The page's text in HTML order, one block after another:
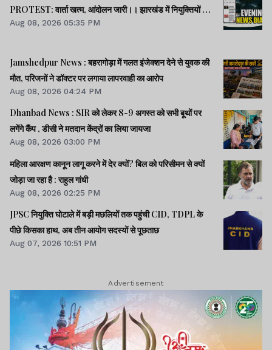
PROTEST: वार्ता खत्म, आंदोलन जारी।। झारखंड में नियुक्तियों में
भ्रष्टाचार-01: विधानसभा से हुई शुरूआत।। महिला आरक्षण कानून
Aug 08, 2026 05:35 PM
Jamshedpur News : बहरागोड़ा में गलत इंजेक्शन देने से युवक की
मौत, परिजनों ने डॉक्टर पर लगाया लापरवाही का आरोप
Aug 08, 2026 04:24 PM
Dhanbad News : SIR को लेकर 8-9 अगस्त को सभी बूथों पर
लगेंगे कैंप , डीसी ने मतदान केंद्रों का लिया जायजा
Aug 08, 2026 03:00 PM
महिला आरक्षण कानून लागू करने में देर क्यों? बिल को परिसीमन से क्यों
जोड़ा जा रहा है : राहुल गांधी
Aug 08, 2026 02:25 PM
JPSC नियुक्ति घोटाले में बड़ी मछलियों तक पहुंची CID, TDPL के
पीछे किसका हाथ, अब तीन आयोग सदस्यों से पूछताछ
Aug 07, 2026 10:51 PM
Advertisement